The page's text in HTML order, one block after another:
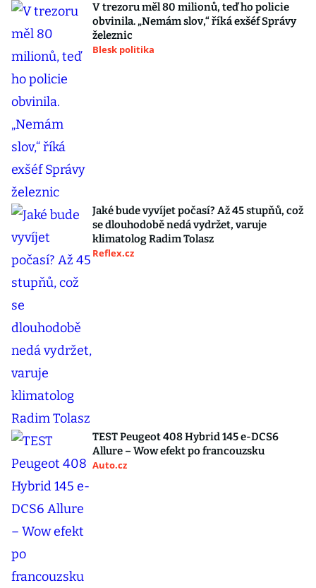
V trezoru měl 80 milionů, teď ho policie
obvinila. „Nemám slov,“ říká exšéf Správy
železnic
Blesk politika
Jaké bude vyvíjet počasí? Až 45 stupňů, což
se dlouhodobě nedá vydržet, varuje
klimatolog Radim Tolasz
Reflex.cz
TEST Peugeot 408 Hybrid 145 e-DCS6
Allure – Wow efekt po francouzsku
Auto.cz